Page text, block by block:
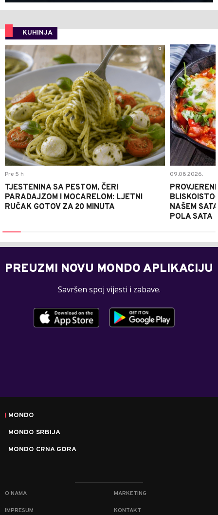
KUHINJA
0
Pre 5 h
TJESTENINA SA PESTOM, ČERI
PARADAJZOM I MOCARELOM: LJETNI
RUČAK GOTOV ZA 20 MINUTA
09.08.2026.
NAŠEM
POLA SATA
PREUZMI NOVU MONDO APLIKACIJU
Savršen spoj vijesti i zabave.
MONDO
MONDO SRBIJA
MONDO CRNA GORA
O NAMA MARKETING
IMPRESUM KONTAKT